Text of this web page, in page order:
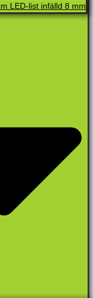
LED-list infälld 8 mm